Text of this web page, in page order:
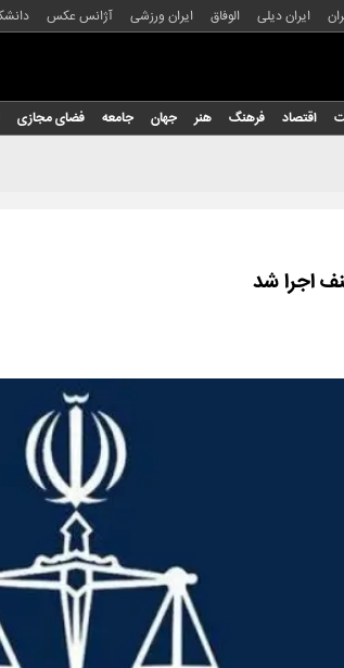
ایران دیلی الوفاق ایران ورزشی آژانس عکس
اقتصاد فرهنگ هنر جهان جامعه فضای مجازی
اجرا شد